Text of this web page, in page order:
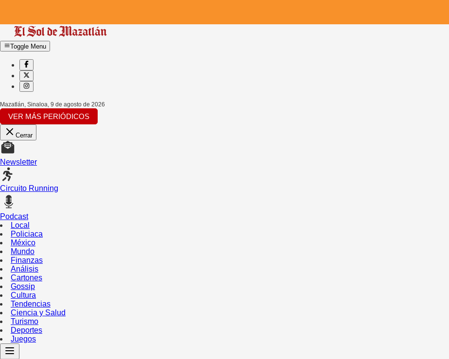
Toggle Menu
Mazatlán, Sinaloa, 9 de agosto de 2026
VER MÁS PERIÓDICOS
Cerrar
Newsletter
Circuito Running
Podcast
Local
Policiaca
México
Mundo
Finanzas
Análisis
Cartones
Gossip
Cultura
Tendencias
Ciencia y Salud
Turismo
Deportes
Juegos